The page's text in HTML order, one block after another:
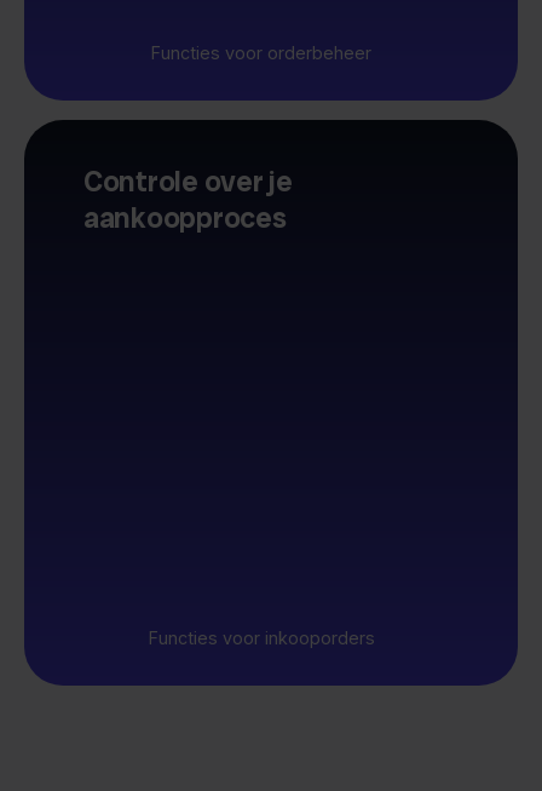
Functies voor orderbeheer
Controle over je
aankoopproces
Functies voor inkooporders